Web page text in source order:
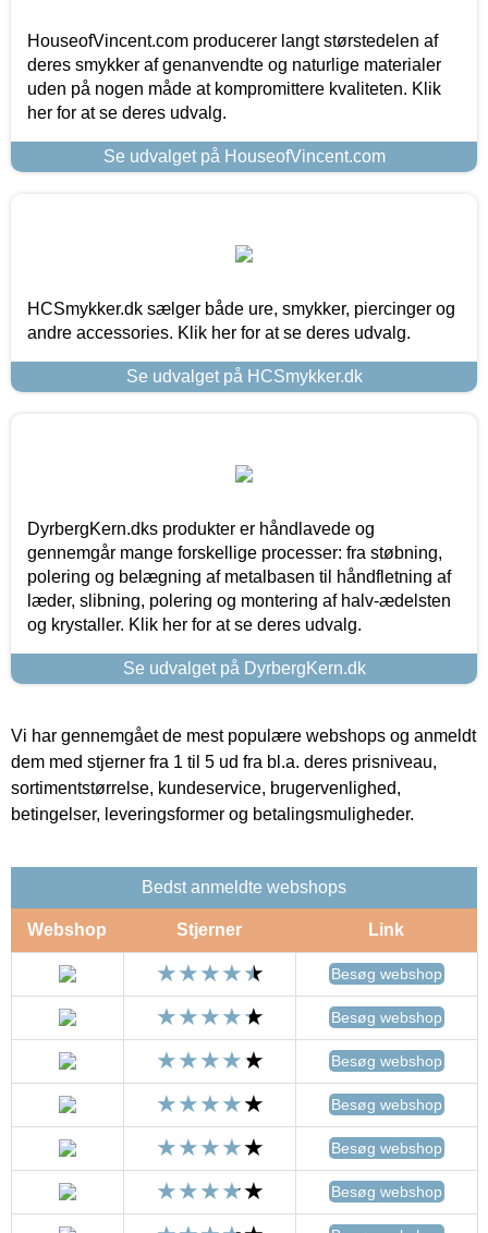
HouseofVincent.com producerer langt størstedelen af
deres smykker af genanvendte og naturlige materialer
uden på nogen måde at kompromittere kvaliteten. Klik
her for at se deres udvalg.
Se udvalget på HouseofVincent.com
HCSmykker.dk sælger både ure, smykker, piercinger og
andre accessories. Klik her for at se deres udvalg.
Se udvalget på HCSmykker.dk
DyrbergKern.dks produkter er håndlavede og
gennemgår mange forskellige processer: fra støbning,
polering og belægning af metalbasen til håndfletning af
læder, slibning, polering og montering af halv-ædelsten
og krystaller. Klik her for at se deres udvalg.
Se udvalget på DyrbergKern.dk
Vi har gennemgået de mest populære webshops og anmeldt
dem med stjerner fra 1 til 5 ud fra bl.a. deres prisniveau,
sortimentstørrelse, kundeservice, brugervenlighed,
betingelser, leveringsformer og betalingsmuligheder.
Bedst anmeldte webshops
Webshop Stjerner Link
Besøg webshop
Besøg webshop
Besøg webshop
Besøg webshop
Besøg webshop
Besøg webshop